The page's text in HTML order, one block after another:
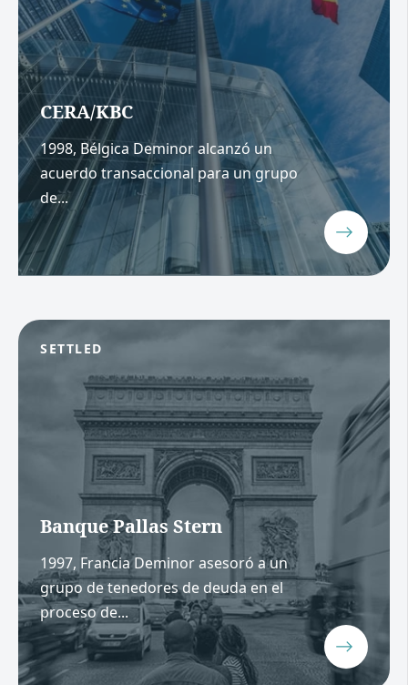
CERA/KBC
1998, Bélgica Deminor alcanzó un
acuerdo transaccional para un grupo
de...
SETTLED
Banque Pallas Stern
1997, Francia Deminor asesoró a un
grupo de tenedores de deuda en el
proceso de...